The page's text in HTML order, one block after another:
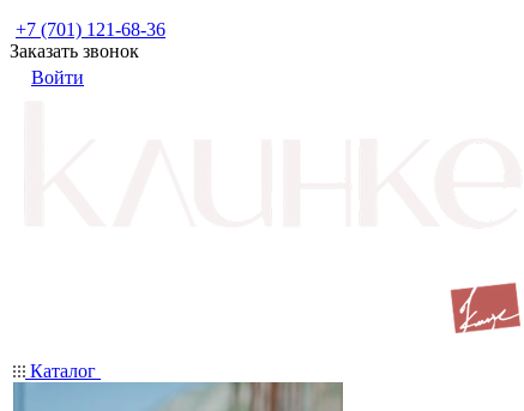
+7 (701) 121-68-36
Заказать звонок
Войти
Каталог